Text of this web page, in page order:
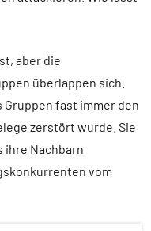
aber die
überlappen sich.
fast immer den
zerstört wurde. Sie
ihre Nachbarn
vom